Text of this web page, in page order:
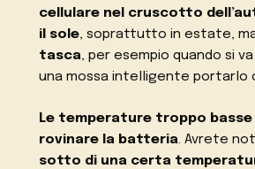
cellulare nel cruscotto
il sole, soprattutto in estate,
tasca, per esempio quando si
una mossa intelligente portarlo
Le temperature troppo
rovinare la batteria. Avrete
sotto di una certa